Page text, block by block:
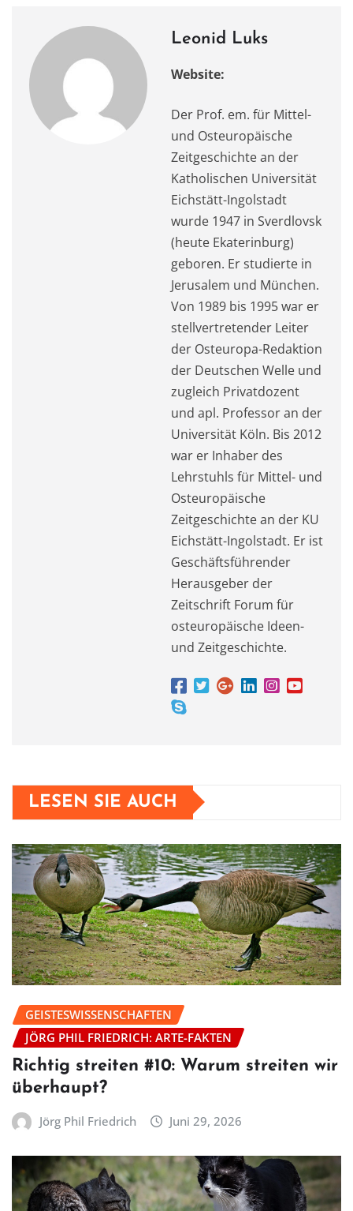
Leonid Luks
Website:
Der Prof. em. für Mittel-
und Osteuropäische
Zeitgeschichte an der
Katholischen Universität
Eichstätt-Ingolstadt
wurde 1947 in Sverdlovsk
(heute Ekaterinburg)
geboren. Er studierte in
Jerusalem und München.
Von 1989 bis 1995 war er
stellvertretender Leiter
der Osteuropa-Redaktion
der Deutschen Welle und
zugleich Privatdozent
und apl. Professor an der
Universität Köln. Bis 2012
war er Inhaber des
Lehrstuhls für Mittel- und
Osteuropäische
Zeitgeschichte an der KU
Eichstätt-Ingolstadt. Er ist
Geschäftsführender
Herausgeber der
Zeitschrift Forum für
osteuropäische Ideen-
und Zeitgeschichte.
LESEN SIE AUCH
GEISTESWISSENSCHAFTEN
JÖRG PHIL FRIEDRICH: ARTE-FAKTEN
Richtig streiten #10: Warum streiten wir
überhaupt?
Jörg Phil Friedrich Juni 29, 2026